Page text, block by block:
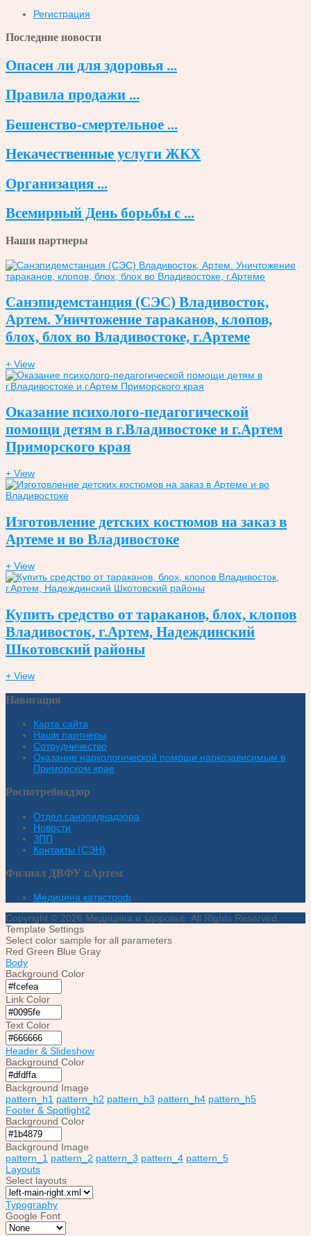
Регистрация
Последние новости
Опасен ли для здоровья ...
Правила продажи ...
Бешенство-смертельное ...
Некачественные услуги ЖКХ
Организация ...
Всемирный День борьбы с ...
Наши партнеры
Санэпидемстанция (СЭС) Владивосток,
Артем. Уничтожение тараканов, клопов,
блох, блох во Владивостоке, г.Артеме
+ View
Оказание психолого-педагогической
помощи детям в г.Владивостоке и г.Артем
Приморского края
+ View
Изготовление детских костюмов на заказ в
Артеме и во Владивостоке
+ View
Купить средство от тараканов, блох, клопов
Владивосток, г.Артем, Надеждинский
Шкотовский районы
+ View
Навигация
Карта сайта
Наши партнеры
Сотрудничество
Оказание наркологической помощи наркозависимым в
Приморском крае
Роспотребнадзор
Отдел санэпиднадзора
Новости
ЗПП
Контакты (СЭН)
Филиал ДВФУ г.Артем
Медицина катастроф
Copyright © 2026 Медицина и здоровье. All Rights Reserved.
Template Settings
Select color sample for all parameters
Red Green Blue Gray
Body
Background Color
Link Color
Text Color
Header & Slideshow
Background Color
Background Image
pattern_h1 pattern_h2 pattern_h3 pattern_h4 pattern_h5
Footer & Spotlight2
Background Color
Background Image
pattern_1 pattern_2 pattern_3 pattern_4 pattern_5
Layouts
Select layouts
Typography
Google Font